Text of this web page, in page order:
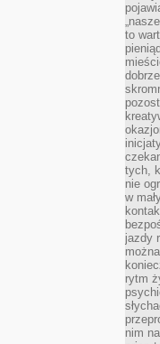
to
tych,
nie
w
jazdy
rytm
nim